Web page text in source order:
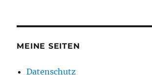
MEINE SEITEN
Datenschutz